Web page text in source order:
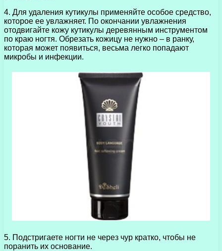
4. Для удаления кутикулы применяйте особое средство,
которое ее увлажняет. По окончании увлажнения
отодвигайте кожу кутикулы деревянным инструментом
по краю ногтя. Обрезать кожицу не нужно – в ранку,
которая может появиться, весьма легко попадают
микробы и инфекции.
5. Подстригаете ногти не через чур кратко, чтобы не
поранить их основание.